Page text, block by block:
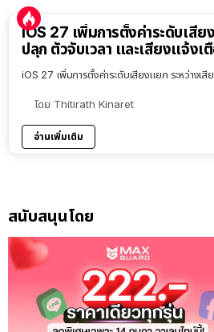
iOS 27 เพิ่มการตั้งค่าระดับเสี
ปลุก ตัวจับเวลา และเสียงแจ้งเ
iOS 27 เพิ่มการตั้งค่าระดับเสียงแยก ระหว่างเสี
โดย Thitirath Kinaret
อ่านเพิ่มเติม
สนับสนุนโดย